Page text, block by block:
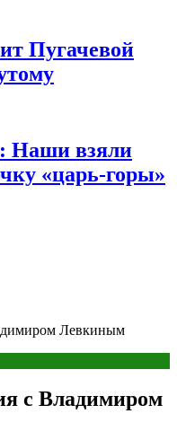
Пугачевой
Наши взяли
«царь-горы»
Левкиным
с Владимиром